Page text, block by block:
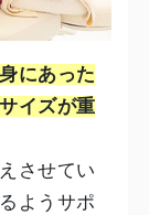
にあった
イズが重
させてい
ようサポ